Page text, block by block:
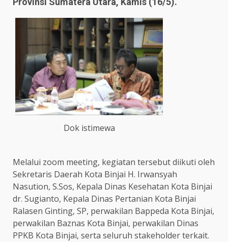
Dok istimewa
Melalui zoom meeting, kegiatan tersebut diikuti oleh
Sekretaris Daerah Kota Binjai H. Irwansyah
Nasution, S.Sos, Kepala Dinas Kesehatan Kota Binjai
dr. Sugianto, Kepala Dinas Pertanian Kota Binjai
Ralasen Ginting, SP, perwakilan Bappeda Kota Binjai,
perwakilan Baznas Kota Binjai, perwakilan Dinas
PPKB Kota Binjai, serta seluruh stakeholder terkait.